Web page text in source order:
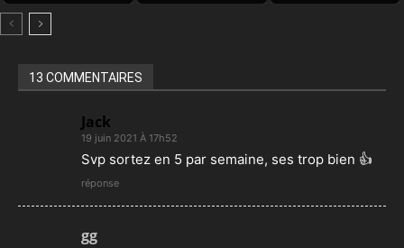
13 COMMENTAIRES
Jack
19 juin 2021 À 17h52
Svp sortez en 5 par semaine, ses trop bien 👍
réponse
gg